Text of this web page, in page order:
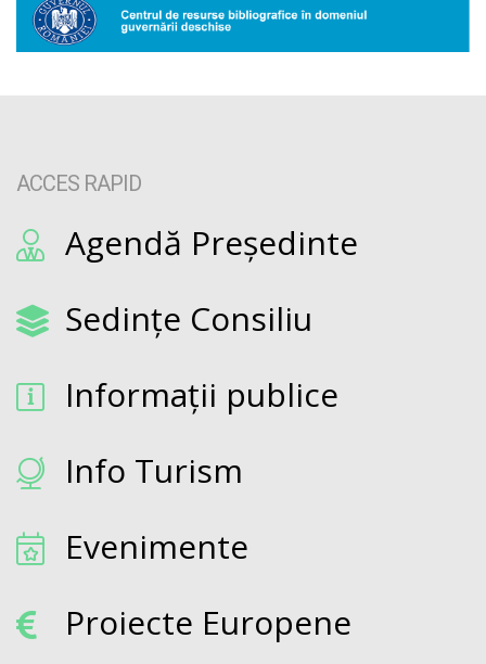
ACCES RAPID
Agendă Președinte
Sedințe Consiliu
Informații publice
Info Turism
Evenimente
Proiecte Europene